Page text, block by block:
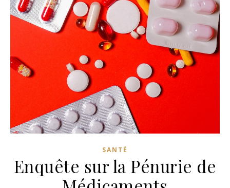
SANTÉ
Enquête sur la Pénurie de